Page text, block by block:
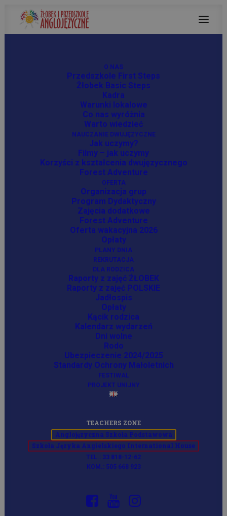
O NAS
Przedszkole First Steps
Żłobek Basic Steps
Kadra
Warunki lokalowe
Co nas wyróżnia
Warto wiedzieć
NAUCZANIE DWUJĘZYCZNE
Jak uczymy?
Filmy – jak uczymy
Korzyści z kształcenia dwujęzycznego
Forest Adventure
OFERTA
Organizacja grup
Program Dydaktyczny
Zajęcia dodatkowe
Forest Adventure
Oferta wakacyjna 2026
Opłaty
PLANY DNIA
REKRUTACJA
DLA RODZICA
Raporty z zajęć ŻŁOBEK
Raporty z zajęć POLSKIE
Jadłospis
Opłaty
Kącik rodzica
Kalendarz wydarzeń
Dni wolne
Rodo
Ubezpieczenie 2024/2025
Standardy Ochrony Małoletnich
FESTIWAL
PROJEKT UNIJNY
TEACHERS ZONE
Anglojęzyczna Szkoła Podstawowa
Szkoła Języka Angielskiego International House
TEL.: 33 818-12-62
KOM.: 505 668 923
Miesiąc: styczeń 2025
Tablice multimedialne
naszego przedszkola mamy nowe tablice
multimedialne.
przez KAtrarere_45_345Rzyn